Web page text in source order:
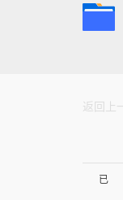
返回上
已